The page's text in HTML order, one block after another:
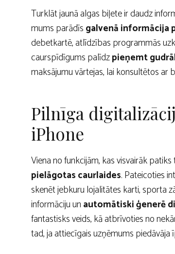
Turklāt jaunā algas biļete ir daudz
mums parādīsgalvenā informācija
debetkartē, atlīdzības programmās
caurspīdīgums palīdzpieņemt
maksājumu vārtejas, lai konsultētos ar
Pilnīga
iPhone
Viena no funkcijām, kas visvairāk
pielāgotas caurlaides. Pateicoties
skenēt jebkuru lojalitātes karti, sporta
informāciju unautomātiski ģenerē
fantastisks veids, kā atbrīvoties no
tad, ja attiecīgais uzņēmums